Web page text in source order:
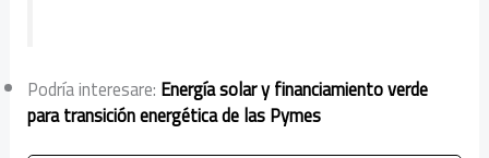
Podría interesare: Energía solar y financiamiento verde
para transición energética de las Pymes